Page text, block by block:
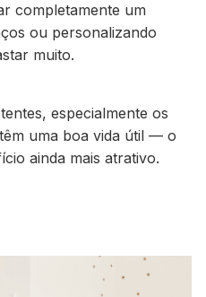
completamente um
ou personalizando
muito.
especialmente os
uma boa vida útil — o
ainda mais atrativo.